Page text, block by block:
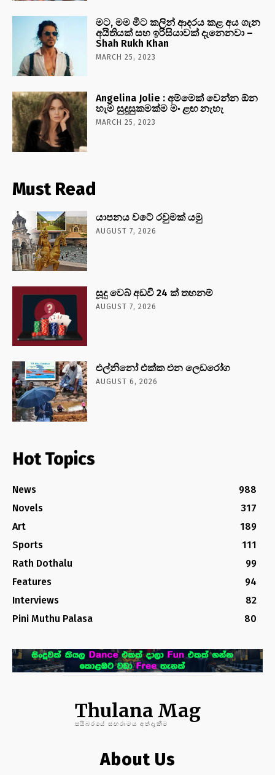
මට, මම මීට කලින් ආදරය කළ අය ගැන
අයිතියක් සහ ඉරිසියාවක් දැනෙනවා –
Shah Rukh Khan
MARCH 25, 2023
Angelina Jolie : අම්මෙක් වෙන්න ඕන
හැම සුදුසුකමක්ම මං ළඟ නැහැ
MARCH 25, 2023
Must Read
යාපනය වටේ රවුමක් යමු
AUGUST 7, 2026
සූදු වෙබ් අඩවි 24 ක් තහනම්
AUGUST 7, 2026
එල්නිනෝ එක්ක එන ලෙඩරෝග
AUGUST 6, 2026
Hot Topics
News
988
Novels
317
Art
189
Sports
111
Rath Dothalu
99
Features
94
Interviews
82
Pini Muthu Palasa
80
Thulana Mag
සයිබරයේ සඟරාමය අත්දැකීම
About Us